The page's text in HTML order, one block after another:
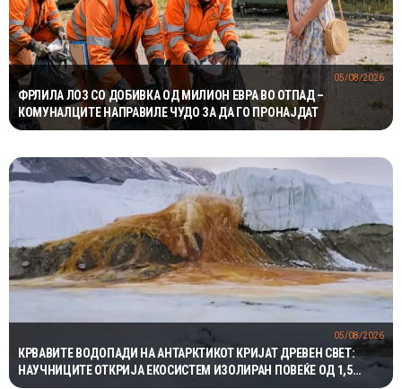
ФРЛИЛА ЛОЗ СО ДОБИВКА ОД МИЛИОН ЕВРА ВО ОТПАД –
КОМУНАЛЦИТЕ НАПРАВИЛЕ ЧУДО ЗА ДА ГО ПРОНАЈДАТ
05/08/2026
КРВАВИТЕ ВОДОПАДИ НА АНТАРКТИКОТ КРИЈАТ ДРЕВЕН СВЕТ:
НАУЧНИЦИТЕ ОТКРИЈА ЕКОСИСТЕМ ИЗОЛИРАН ПОВЕЌЕ ОД 1,5
05/08/2026